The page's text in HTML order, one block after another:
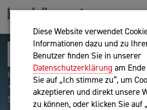
Diese Website verwendet
Informationen dazu und zu
Benutzer finden Sie in unserer
Datenschutzerklärung am
Sie auf „Ich stimme zu“, um
akzeptieren und direkt unsere
zu können, oder klicken Sie auf
Hilfreiche Suchparameter: Begriff
+webshop, Begriff ausschließen: -
Suchbegriff: "internet of things"